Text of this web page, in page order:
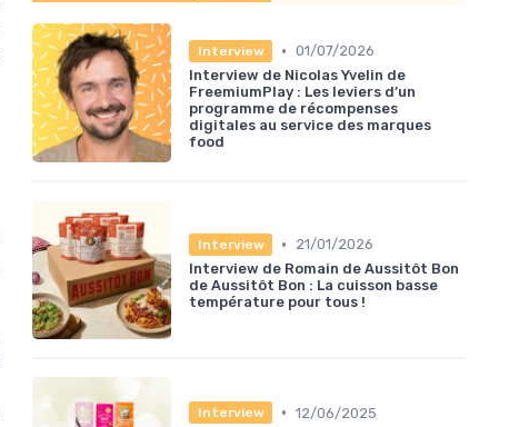
Interview • 01/07/2026
Interview de Nicolas Yvelin de
FreemiumPlay : Les leviers d’un
programme de récompenses
digitales au service des marques
food
Interview •
21/01/2026
Interview de Romain de Aussitôt Bon
de Aussitôt Bon : La cuisson basse
température pour tous !
Interview • 12/06/2025